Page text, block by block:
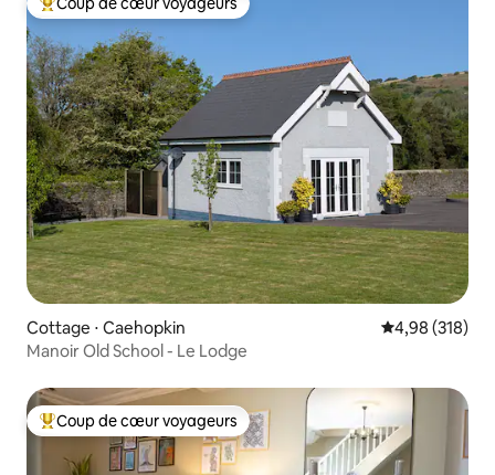
Coups de cœur voyageurs les plus appréciés
Cottage ⋅ Caehopkin Évaluation
4,98 (318)
Manoir Old School - Le Lodge
Coups de cœur voyageurs les plus appréciés
Coup de cœur voyageurs